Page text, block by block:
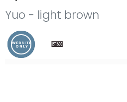
Yuo - light brown
WEBSITE
ONLY